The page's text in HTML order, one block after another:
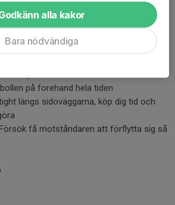
i bakre hörnen och slå alla slag över
och boost så ofta det passar, spela i
på forehand hela tiden
längs sidoväggarna, köp dig tid och
få motståndaren att förflytta sig så
alla kakor
Bara nödvändiga